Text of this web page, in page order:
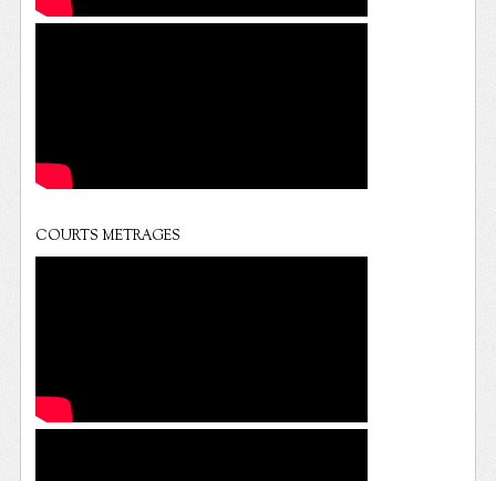
COURTS METRAGES